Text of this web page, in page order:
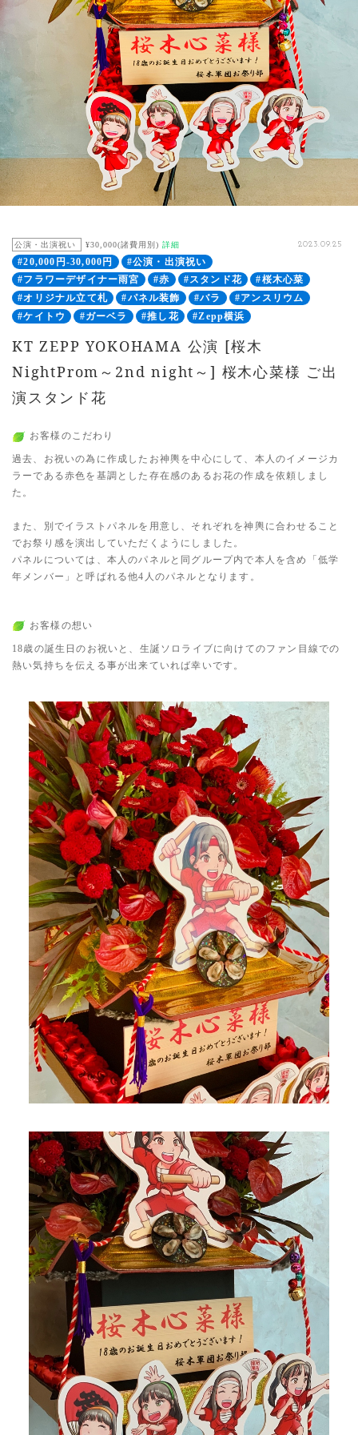
公演・出演祝い ¥30,000(諸費用別) 詳細 2023.09.25
#20,000円-30,000円
#公演・出演祝い
#フラワーデザイナー雨宮
#赤 #スタンド花
#桜木心菜
#オリジナル立て札
#パネル装飾 #バラ
#アンスリウム
#ケイトウ
#ガーベラ #推し花 #Zepp横浜
KT ZEPP YOKOHAMA 公演 [桜木
NightProm～2nd night～] 桜木心菜様 ご出
演スタンド花
お客様のこだわり
過去、お祝いの為に作成したお神輿を中心にして、本人のイメージカ
ラーである赤色を基調とした存在感のあるお花の作成を依頼しまし
た。
また、別でイラストパネルを用意し、それぞれを神輿に合わせること
でお祭り感を演出していただくようにしました。
パネルについては、本人のパネルと同グループ内で本人を含め「低学
年メンバー」と呼ばれる他4人のパネルとなります。
お客様の想い
18歳の誕生日のお祝いと、生誕ソロライブに向けてのファン目線での
熱い気持ちを伝える事が出来ていれば幸いです。